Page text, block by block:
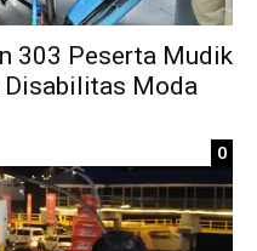
303 Peserta Mudik
Disabilitas Moda
0